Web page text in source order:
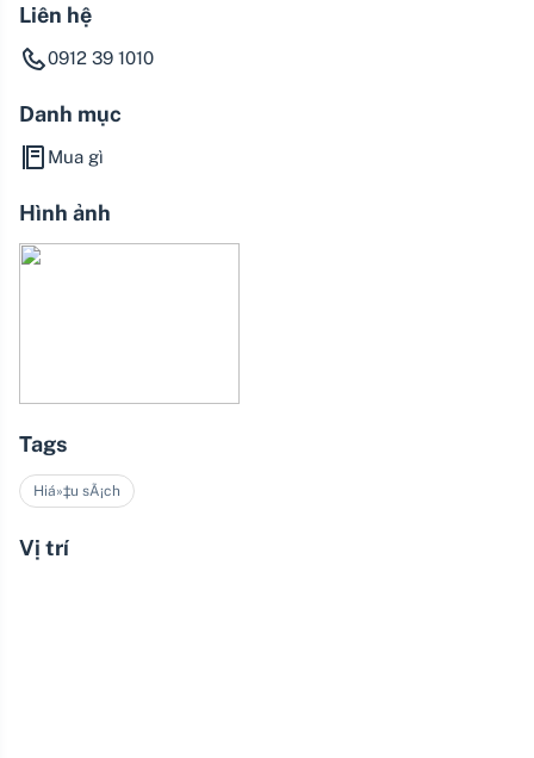
Liên hệ
0912 39 1010
Danh mục
Mua gì
Hình ảnh
Tags
Hiá»‡u sÃ¡ch
Vị trí